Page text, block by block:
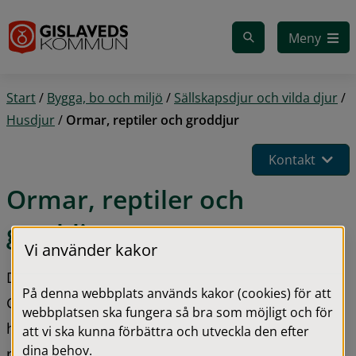
Meny
Start/ Bygga, bo och miljö / Sällskapsdjur och vilda djur/
Husdjur/ Ormar, reptiler och groddjur
Kontakt
Ormar, reptiler och
groddjur
Du behöver inte söka tillstånd enligt varken
Gislaveds eller Tranemos kommun
hälsoskyddsföreskrifter för att ha orm eller andra
Vi använder kakor
På denna webbplats används kakor (cookies) för att
webbplatsen ska fungera så bra som möjligt och för
att vi ska kunna förbättra och utveckla den efter
dina behov.